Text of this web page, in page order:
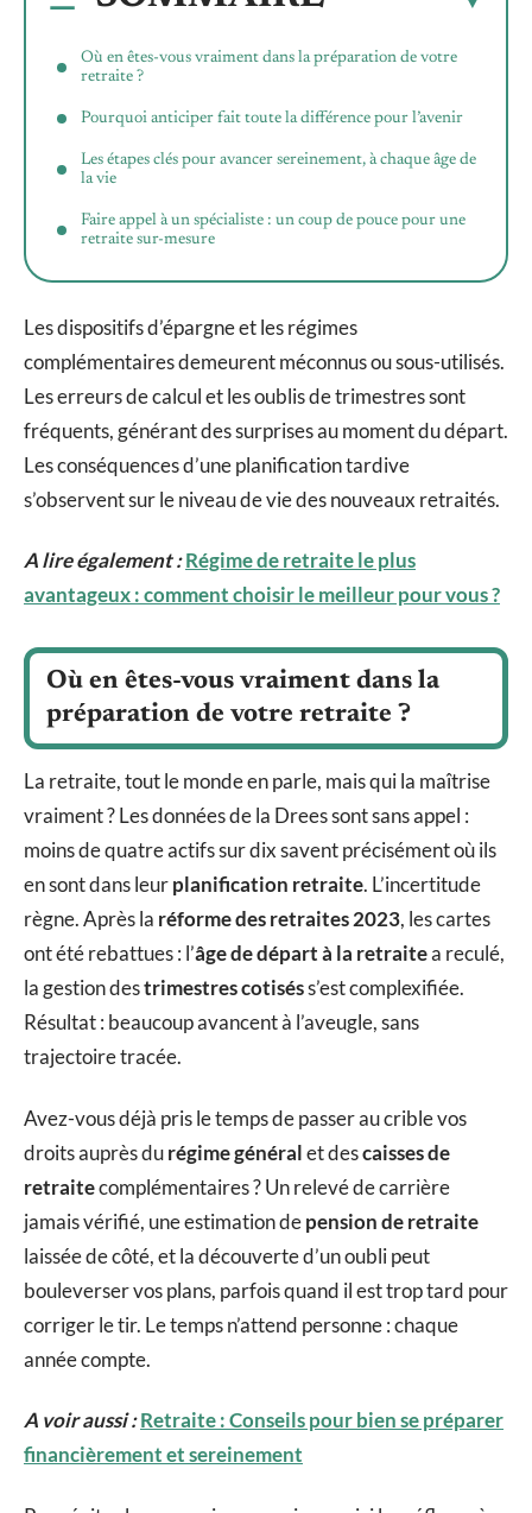
Où en êtes-vous vraiment dans la préparation de votre
retraite ?
Pourquoi anticiper fait toute la différence pour l’avenir
Les étapes clés pour avancer sereinement, à chaque âge de
la vie
Faire appel à un spécialiste : un coup de pouce pour une
retraite sur-mesure
Les dispositifs d’épargne et les régimes
complémentaires demeurent méconnus ou sous-utilisés.
Les erreurs de calcul et les oublis de trimestres sont
fréquents, générant des surprises au moment du départ.
Les conséquences d’une planification tardive
s’observent sur le niveau de vie des nouveaux retraités.
A lire également :Régime de retraite le plus
avantageux : comment choisir le meilleur pour vous ?
Où en êtes-vous vraiment dans la
préparation de votre retraite ?
La retraite, tout le monde en parle, mais qui la maîtrise
vraiment ? Les données de la Drees sont sans appel :
moins de quatre actifs sur dix savent précisément où ils
en sont dans leurplanification retraite. L’incertitude
règne. Après la réforme des retraites 2023, les cartes
ont été rebattues : l’âge de départ à la retraitea reculé,
la gestion destrimestres cotiséss’est complexifiée.
Résultat : beaucoup avancent à l’aveugle, sans
trajectoire tracée.
Avez-vous déjà pris le temps de passer au crible vos
droits auprès durégime généralet descaisses de
retraitecomplémentaires ? Un relevé de carrière
jamais vérifié, une estimation depension de retraite
laissée de côté, et la découverte d’un oubli peut
bouleverser vos plans, parfois quand il est trop tard pour
corriger le tir. Le temps n’attend personne : chaque
année compte.
A voir aussi :Retraite : Conseils pour bien se préparer
financièrement et sereinement